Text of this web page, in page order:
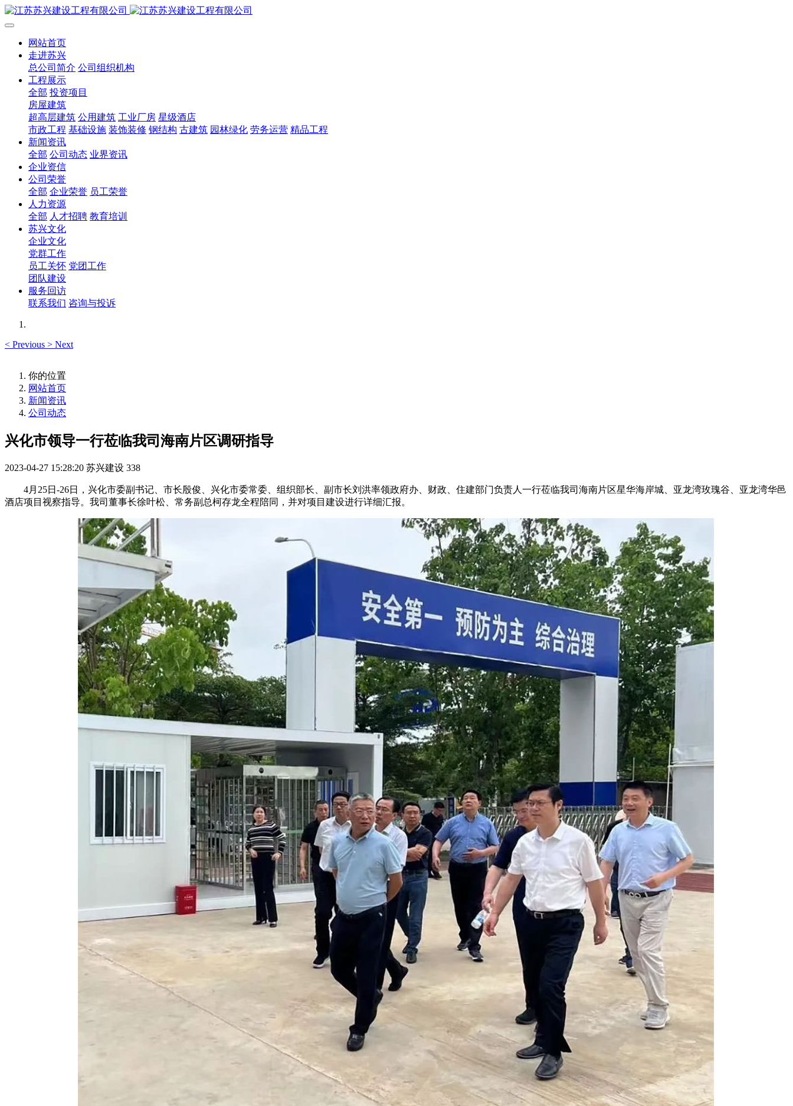
网站首页
走进苏兴
总公司简介 公司组织机构
工程展示
全部 投资项目
房屋建筑
超高层建筑 公用建筑 工业厂房 星级酒店
市政工程 基础设施 装饰装修 钢结构 古建筑 园林绿化 劳务运营 精品工程
新闻资讯
全部 公司动态 业界资讯
企业资信
公司荣誉
全部 企业荣誉 员工荣誉
人力资源
全部 人才招聘 教育培训
苏兴文化
企业文化
党群工作
员工关怀 党团工作
团队建设
服务回访
联系我们 咨询与投诉
< Previous > Next
你的位置
网站首页
新闻资讯
公司动态
兴化市领导一行莅临我司海南片区调研指导
2023-04-27 15:28:20 苏兴建设 338
4月25日-26日，兴化市委副书记、市长殷俊、兴化市委常委、组织部长、副市长刘洪率领政府办、财政、住建部门负责人一行莅临我司海南片区星华海岸城、亚龙湾玫瑰谷、亚龙湾华邑
酒店项目视察指导。我司董事长徐叶松、常务副总柯存龙全程陪同，并对项目建设进行详细汇报。